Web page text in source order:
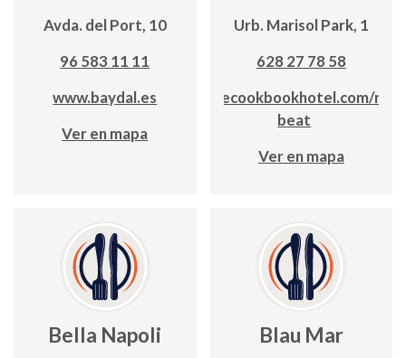
Avda. del Port, 10
96 583 11 11
www.baydal.es
Ver en mapa
Urb. Marisol Park, 1
628 27 78 58
https://thecookbookhotel.com/
beat
Ver en mapa
Bella Napoli Blau Mar